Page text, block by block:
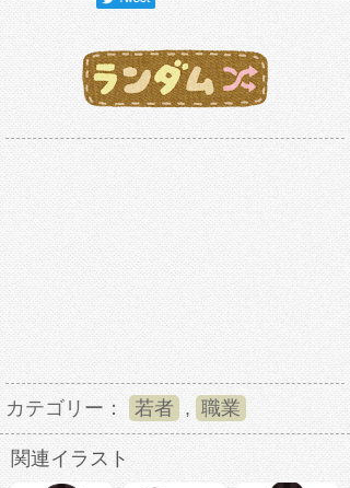
カテゴリー： 若者 , 職業
関連イラスト